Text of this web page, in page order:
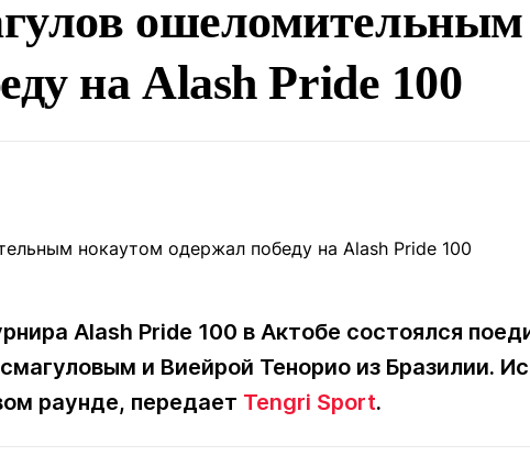
HEALTH HOME AUTO
Спецпроекты
Контакты редакции Вакансии Реклама Пресс-центр
ошеломительным
на Alash Pride 100
Alash Pride 100 в Актобе состоялся
и Виейрой Тенорио из Бразилии.
раунде, передает Tengri Sport.